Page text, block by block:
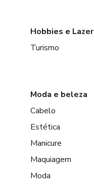
Hobbies e Lazer
Turismo
Moda e beleza
Cabelo
Estética
Manicure
Maquiagem
Moda